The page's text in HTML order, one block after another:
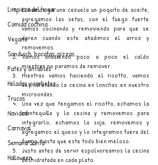
Limpieza del hogar
Comida cochina
Vegano
Sandwich, bocatas, pizzas...
Patés y untables
Helados y sorbetes
Trucos
Navidad
Carnaval
Semana Santa
Halloween
Echamos en una cazuela un poquito de aceite,
agregamos las setas, con el fuego fuerte
vamos cocinando y removiendo para que se
doren cuando este añadimos el arroz y
removemos.
Vamos añadiendo poco a poco el caldo
mientras no paramos de remover.
Mientras vamos haciendo el risotto, vamos
deshidratando la cecina en lonchas en nuestro
microondas.
Una vez que tengamos el risotto, echamos la
mantequilla y la cecina y removemos para
integrarlo, echamos la soja, removemos y
agregamos el queso y lo integramos fuera del
fuego, hasta que este todo bien meloso.
Justo antes de servir espolvoreamos la cecina
deshidratada en cada plato.